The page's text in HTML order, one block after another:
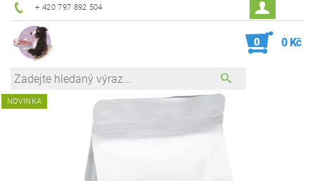
+ 420 797 892 504
0 0 Kč
NOVINKA